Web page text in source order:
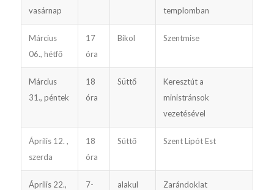
vasárnap
templomban
Március
06., hétfő
17
óra
Bikol Szentmise
Március
31., péntek
18
óra
Süttő
Keresztút a
ministránsok
vezetésével
Április 12. ,
szerda
18
óra
Süttő Szent Lipót Est
Április 22.,
7-
alakul Zarándoklat